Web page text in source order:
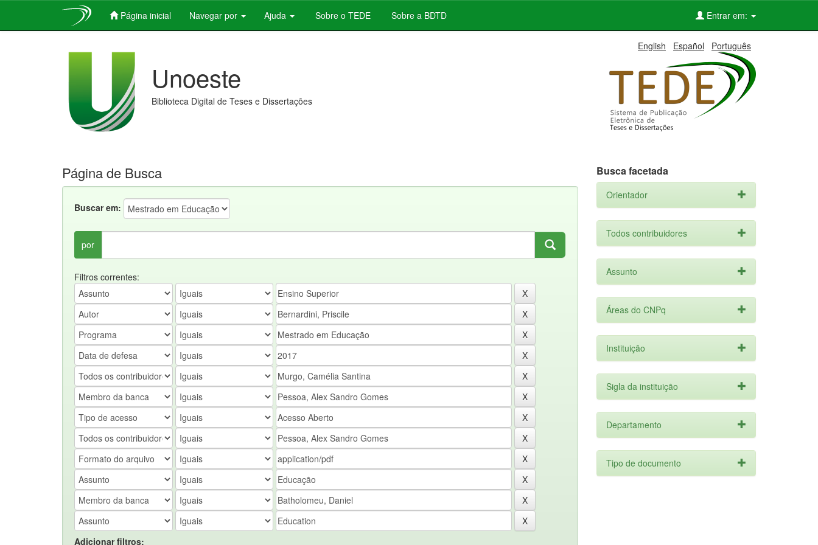
Página inicial Navegar por Ajuda Sobre o TEDE Sobre a BDTD Entrar em:
English Español Português
Unoeste
Biblioteca Digital de Teses e Dissertações
Página de Busca
Buscar em:
por
Filtros correntes:
Adicionar filtros:
Busca facetada
Orientador
Todos contribuidores
Assunto
Áreas do CNPq
Instituição
Sigla da instituição
Departamento
Tipo de documento